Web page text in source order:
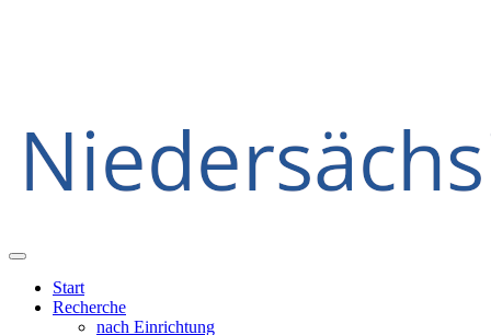
Start
Recherche
nach Einrichtung